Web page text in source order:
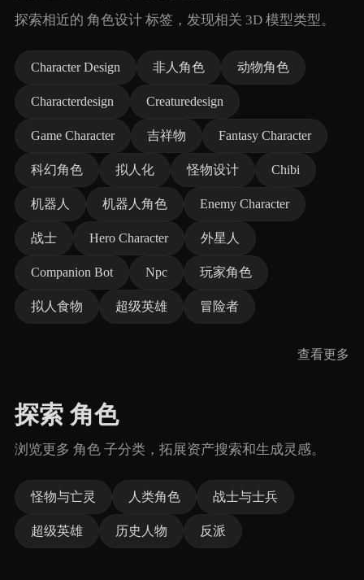
探索相近的 角色设计 标签，发现相关 3D 模型类型。
Character Design 非人角色 动物角色
Characterdesign Creaturedesign
Game Character 吉祥物 Fantasy Character
科幻角色 拟人化 怪物设计 Chibi
机器人 机器人角色 Enemy Character
战士 Hero Character 外星人
Companion Bot Npc 玩家角色
拟人食物 超级英雄 冒险者
查看更多
探索 角色
浏览更多 角色 子分类，拓展资产搜索和生成灵感。
怪物与亡灵 人类角色 战士与士兵
超级英雄 历史人物 反派